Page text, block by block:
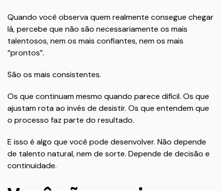
Quando você observa quem realmente consegue chegar
lá, percebe que não são necessariamente os mais
talentosos, nem os mais confiantes, nem os mais
“prontos”.
São os mais consistentes.
Os que continuam mesmo quando parece difícil. Os que
ajustam rota ao invés de desistir. Os que entendem que
o processo faz parte do resultado.
E isso é algo que você pode desenvolver. Não depende
de talento natural, nem de sorte. Depende de decisão e
continuidade.